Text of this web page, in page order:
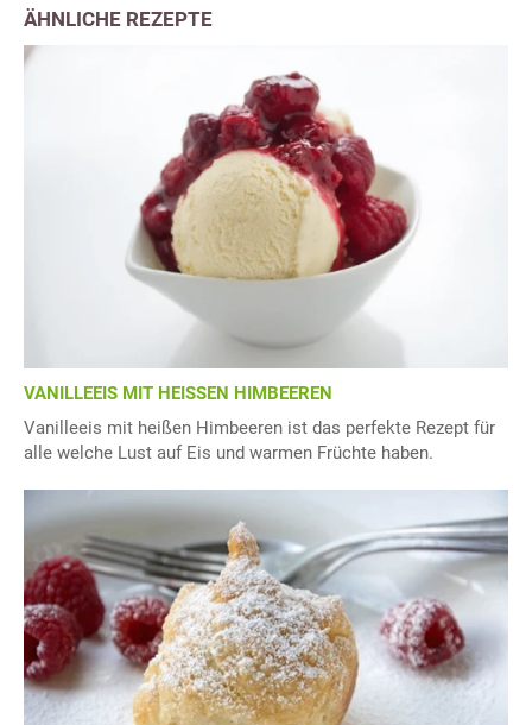
ÄHNLICHE REZEPTE
VANILLEEIS MIT HEISSEN HIMBEEREN
Vanilleeis mit heißen Himbeeren ist das perfekte Rezept für
alle welche Lust auf Eis und warmen Früchte haben.